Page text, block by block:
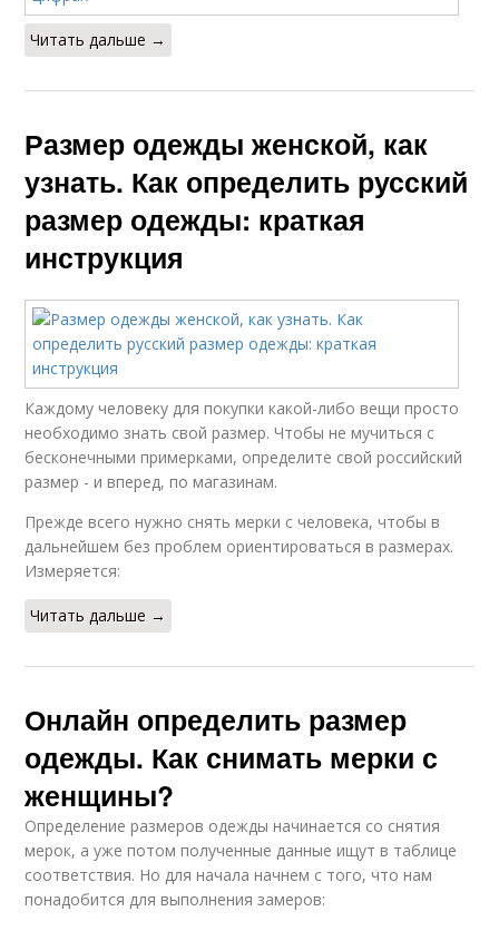
Читать дальше →
Размер одежды женской, как
узнать. Как определить русский
размер одежды: краткая
инструкция
Каждому человеку для покупки какой-либо вещи просто
необходимо знать свой размер. Чтобы не мучиться с
бесконечными примерками, определите свой российский
размер - и вперед, по магазинам.
Прежде всего нужно снять мерки с человека, чтобы в
дальнейшем без проблем ориентироваться в размерах.
Измеряется:
Читать дальше →
Онлайн определить размер
одежды. Как снимать мерки с
женщины?
Определение размеров одежды начинается со снятия
мерок, а уже потом полученные данные ищут в таблице
соответствия. Но для начала начнем с того, что нам
понадобится для выполнения замеров: